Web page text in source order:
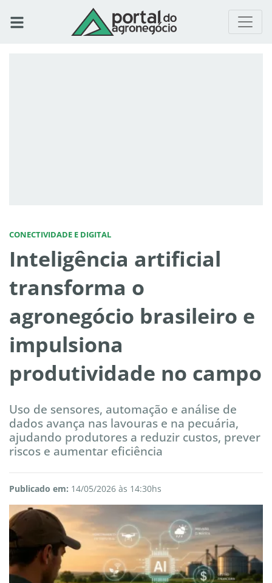
CONECTIVIDADE E DIGITAL
Inteligência artificial
transforma o
agronegócio brasileiro e
impulsiona
produtividade no campo
Uso de sensores, automação e análise de
dados avança nas lavouras e na pecuária,
ajudando produtores a reduzir custos, prever
riscos e aumentar eficiência
Publicado em: 14/05/2026 às 14:30hs